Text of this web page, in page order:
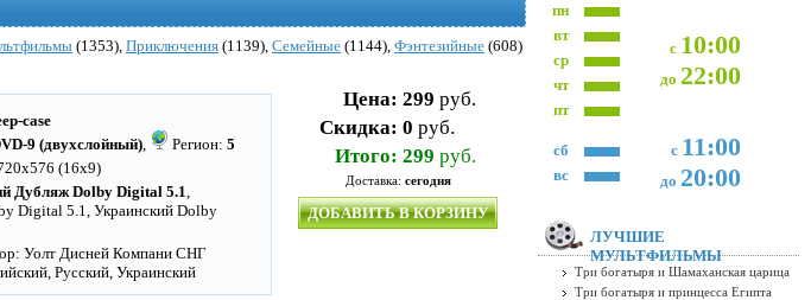
(1353), Приключения (1139), Семейные (1144), Фэнтезийные (608)
case
9 (двухслойный), Регион: 5
(16x9)
Дубляж Dolby Digital 5.1,
Digital 5.1, Украинский Dolby
Уолт Дисней Компани СНГ
Русский, Украинский
Цена: 299 руб.
Скидка: 0 руб.
Итого: 299 руб.
Доставка: сегодня
ДОБАВИТЬ В КОРЗИНУ
пн
с 10:00
до 22:00
вт
ср
чт
пт
с 11:00
до 20:00
сб
вс
ЛУЧШИЕ
МУЛЬТФИЛЬМЫ
Три богатыря и Шамаханская царица
Три богатыря и принцесса Египта